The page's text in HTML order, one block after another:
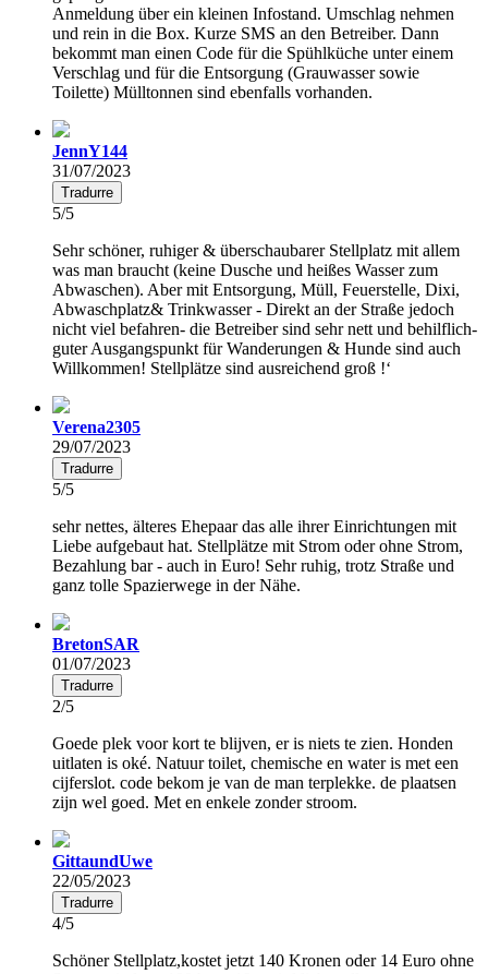
Anmeldung über ein kleinen Infostand. Umschlag nehmen
und rein in die Box. Kurze SMS an den Betreiber. Dann
bekommt man einen Code für die Spühlküche unter einem
Verschlag und für die Entsorgung (Grauwasser sowie
Toilette) Mülltonnen sind ebenfalls vorhanden.
JennY144
31/07/2023
Tradurre
5/5
Sehr schöner, ruhiger & überschaubarer Stellplatz mit allem
was man braucht (keine Dusche und heißes Wasser zum
Abwaschen). Aber mit Entsorgung, Müll, Feuerstelle, Dixi,
Abwaschplatz& Trinkwasser - Direkt an der Straße jedoch
nicht viel befahren- die Betreiber sind sehr nett und behilflich-
guter Ausgangspunkt für Wanderungen & Hunde sind auch
Willkommen! Stellplätze sind ausreichend groß !‘
Verena2305
29/07/2023
Tradurre
5/5
sehr nettes, älteres Ehepaar das alle ihrer Einrichtungen mit
Liebe aufgebaut hat. Stellplätze mit Strom oder ohne Strom,
Bezahlung bar - auch in Euro! Sehr ruhig, trotz Straße und
ganz tolle Spazierwege in der Nähe.
BretonSAR
01/07/2023
Tradurre
2/5
Goede plek voor kort te blijven, er is niets te zien. Honden
uitlaten is oké. Natuur toilet, chemische en water is met een
cijferslot. code bekom je van de man terplekke. de plaatsen
zijn wel goed. Met en enkele zonder stroom.
GittaundUwe
22/05/2023
Tradurre
4/5
Schöner Stellplatz,kostet jetzt 140 Kronen oder 14 Euro ohne